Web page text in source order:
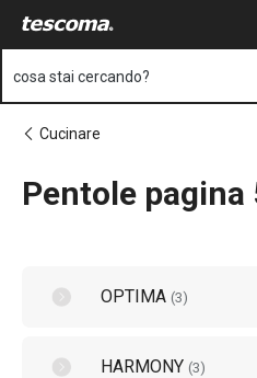
Vai al
cosa stai cercando?
Cucinare
Pentole pagina
OPTIMA (3)
HARMONY (3)